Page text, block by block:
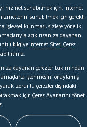
Hakkımızda
hizmet sunabilmek için, internet
sunabilmek için gerekli
kılınması, sizlere yönelik
açık rızanıza dayanan
bilgiye İnternet Sitesi Çerez
dayanan çerezler bakımından
işlenmesini onaylamış
zorunlu çerezler dışındaki
için Çerez Ayarlarını Yönet